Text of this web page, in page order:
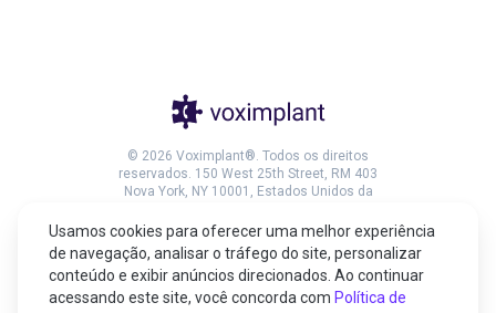
© 2026 Voximplant®. Todos os direitos
reservados. 150 West 25th Street, RM 403
Nova York, NY 10001, Estados Unidos da
Usamos cookies para oferecer uma melhor experiência
de navegação, analisar o tráfego do site, personalizar
conteúdo e exibir anúncios direcionados. Ao continuar
acessando este site, você concorda com Política de